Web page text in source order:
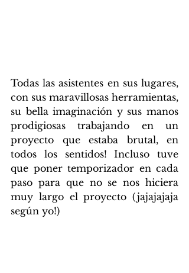
Todas las asistentes en sus lugares,
con sus maravillosas herramientas,
su bella imaginación y sus manos
prodigiosas trabajando en un
proyecto que estaba brutal, en
todos los sentidos! Incluso tuve
que poner temporizador en cada
paso para que no se nos hiciera
muy largo el proyecto (jajajajaja
según yo!)